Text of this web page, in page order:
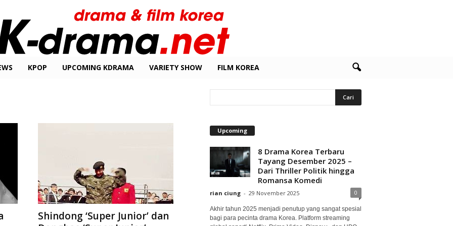
KPOP UPCOMING KDRAMA VARIETY SHOW FILM KOREA
Shindong ‘Super Junior’ dan
Upcoming
8 Drama Korea Terbaru
Tayang Desember 2025 –
Dari Thriller Politik hingga
Romansa Komedi
rian ciung - 29 November 2025 0
Akhir tahun 2025 menjadi penutup yang sangat spesial
bagi para pecinta drama Korea. Platform streaming